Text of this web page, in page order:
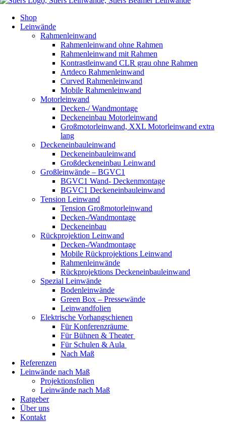
Shop
Leinwände
Rahmenleinwand
Rahmenleinwand ohne Rahmen
Rahmenleinwand mit Rahmen
Kontrastleinwand CLR grau ohne Rahmen
Artdeco Rahmenleinwand
Curved Rahmenleinwand
Mobile Rahmenleinwand
Motorleinwand
Decken-/ Wandmontage
Deckeneinbau Motorleinwand
Großmotorleinwand, XXL Motorleinwand extra
lang
Deckeneinbauleinwand
Deckeneinbauleinwand
Großdeckeneinbau Leinwand
Großleinwände – BGVC1
BGVC1 Wand- Deckenmontage
BGVC1 Deckeneinbauleinwand
Tension Leinwand
Tension Großmotorleinwand
Decken-/Wandmontage
Deckeneinbau
Rückprojektion Leinwand
Decken-/Wandmontage
Mobile Rückprojektions Leinwand
Rahmenleinwände
Rückprojektions Deckeneinbauleinwand
Spezial Leinwände
Bodenleinwände
Green Box – Pressewände
Leinwandfolien
Elektrische Vorhangschienen
Für Konferenzräume
Für Bühnen & Theater
Für Schulen & Aula
Nach Maß
Referenzen
Leinwände nach Maß
Projektionsfolien
Leinwände nach Maß
Ratgeber
Über uns
Kontakt